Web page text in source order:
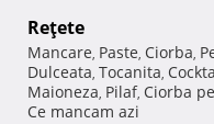
Reţete
Mancare, Paste, Ciorba,
Dulceata, Tocanita,
Maioneza, Pilaf, Ciorba
Ce mancam azi